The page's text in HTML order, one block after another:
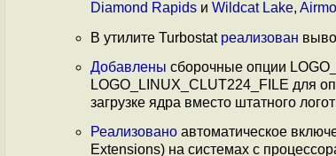
Diamond Rapids и Wildcat Lake,
В утилите Turbostat реализован
Добавлены сборочные опции
LOGO_LINUX_CLUT224_FILE для
загрузке ядра вместо штатного
Реализовано автоматическое
Extensions) на системах c